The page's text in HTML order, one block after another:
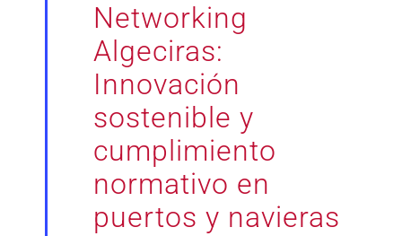
Networking
Algeciras:
Innovación
sostenible y
cumplimiento
normativo en
puertos y navieras